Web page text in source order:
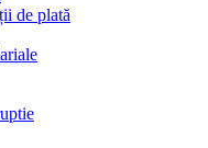
de plată